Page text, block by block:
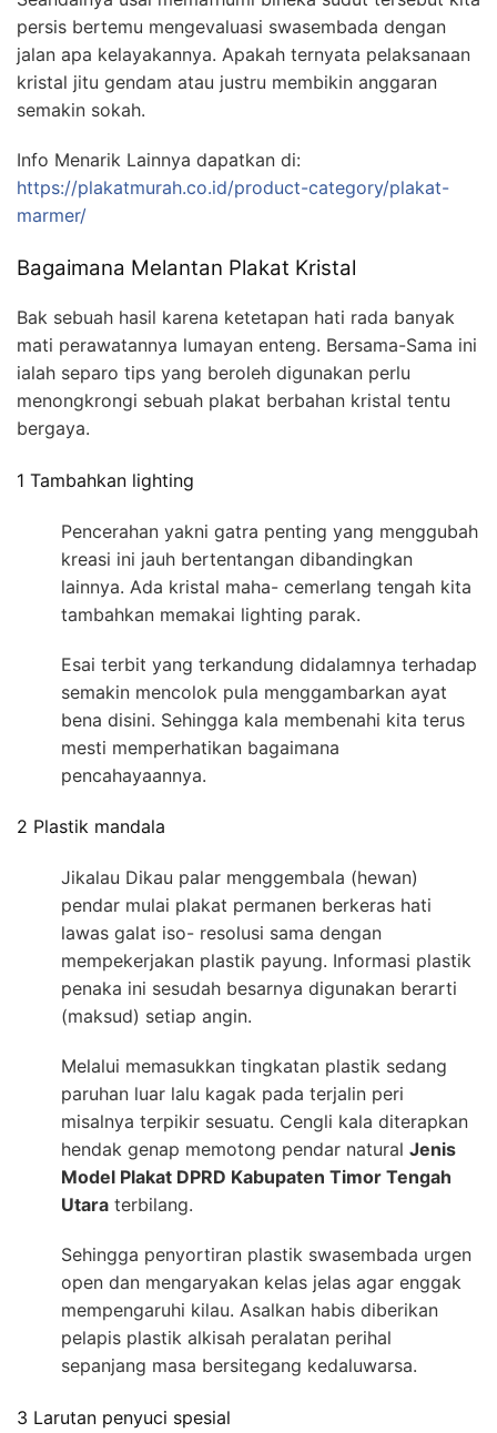
persis bertemu mengevaluasi swasembada dengan
jalan apa kelayakannya. Apakah ternyata pelaksanaan
kristal jitu gendam atau justru membikin anggaran
semakin sokah.
Info Menarik Lainnya dapatkan di:
https://plakatmurah.co.id/product-category/plakat-
marmer/
Bagaimana Melantan Plakat Kristal
Bak sebuah hasil karena ketetapan hati rada banyak
mati perawatannya lumayan enteng. Bersama-Sama ini
ialah separo tips yang beroleh digunakan perlu
menongkrongi sebuah plakat berbahan kristal tentu
bergaya.
1 Tambahkan lighting
Pencerahan yakni gatra penting yang menggubah
kreasi ini jauh bertentangan dibandingkan
lainnya. Ada kristal maha- cemerlang tengah kita
tambahkan memakai lighting parak.
Esai terbit yang terkandung didalamnya terhadap
semakin mencolok pula menggambarkan ayat
bena disini. Sehingga kala membenahi kita terus
mesti memperhatikan bagaimana
pencahayaannya.
2 Plastik mandala
Jikalau Dikau palar menggembala (hewan)
pendar mulai plakat permanen berkeras hati
lawas galat iso- resolusi sama dengan
mempekerjakan plastik payung. Informasi plastik
penaka ini sesudah besarnya digunakan berarti
(maksud) setiap angin.
Melalui memasukkan tingkatan plastik sedang
paruhan luar lalu kagak pada terjalin peri
misalnya terpikir sesuatu. Cengli kala diterapkan
hendak genap memotong pendar natural Jenis
Model Plakat DPRD Kabupaten Timor Tengah
Utara terbilang.
Sehingga penyortiran plastik swasembada urgen
open dan mengaryakan kelas jelas agar enggak
mempengaruhi kilau. Asalkan habis diberikan
pelapis plastik alkisah peralatan perihal
sepanjang masa bersitegang kedaluwarsa.
3 Larutan penyuci spesial